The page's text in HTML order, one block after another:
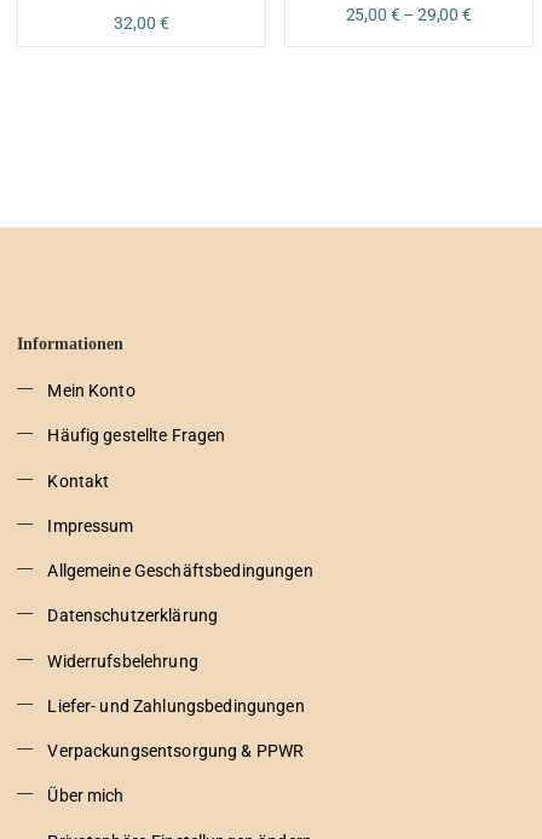
32,00 € 25,00 €– 29,00 €
Informationen
Mein Konto
Häufig gestellte Fragen
Kontakt
Impressum
Allgemeine Geschäftsbedingungen
Datenschutzerklärung
Widerrufsbelehrung
Liefer- und Zahlungsbedingungen
Verpackungsentsorgung & PPWR
Über mich